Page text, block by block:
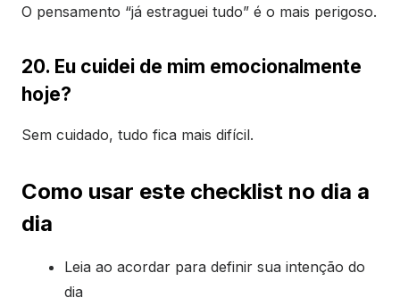
O pensamento “já estraguei tudo” é o mais perigoso.
20. Eu cuidei de mim emocionalmente
hoje?
Sem cuidado, tudo fica mais difícil.
Como usar este checklist no dia a
dia
Leia ao acordar para definir sua intenção do
dia